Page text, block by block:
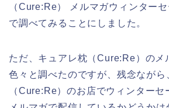
（Cure:Re） メルマガウィンター
で調べてみることにしました。
ただ、キュアレ枕（Cure:Re）のメ
色々と調べたのですが、残念ながら
（Cure:Re）のお店でウィンターセ